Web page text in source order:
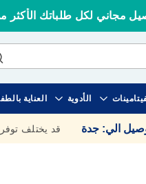
مجاني لكل طلباتك الأكثر من 100
الأدوية العناية
الي: جدة قد يختلف